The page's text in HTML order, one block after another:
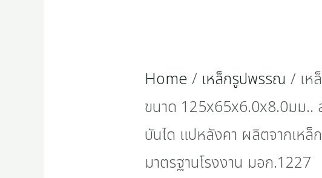
Home / เหล็กรูปพรรณ / เห
ขนาด 125x65x6.0x8.0มม..
บันได แปหลังคา ผลิตจากเห
มาตรฐานโรงงาน มอก.1227